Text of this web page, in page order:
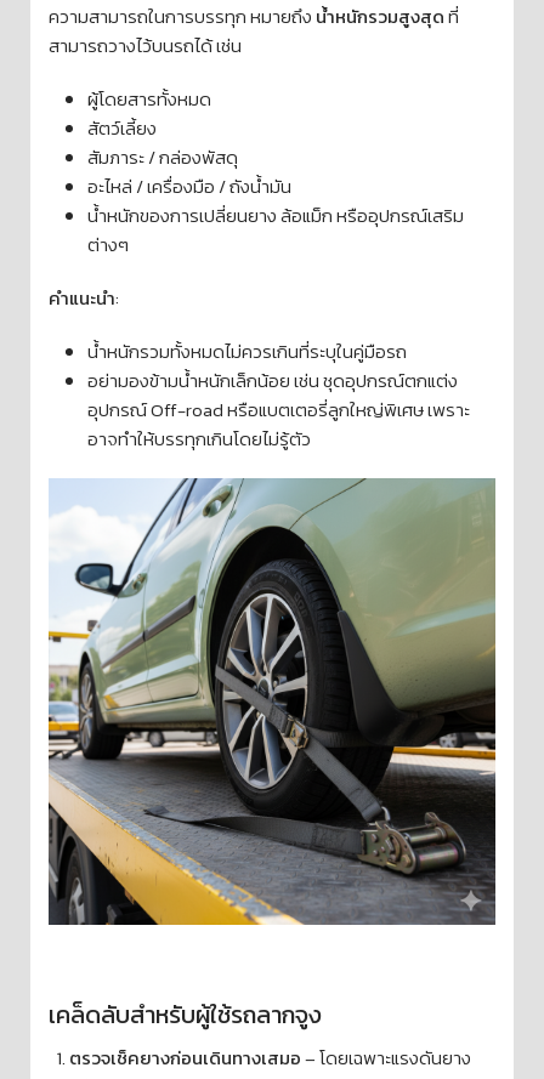
ความสามารถในการบรรทุก หมายถึง น้ำหนักรวมสูงสุดที่
สามารถวางไว้บนรถได้ เช่น
ผู้โดยสารทั้งหมด
สัตว์เลี้ยง
สัมภาระ / กล่องพัสดุ
อะไหล่ / เครื่องมือ / ถังน้ำมัน
น้ำหนักของการเปลี่ยนยาง ล้อแม็ก หรืออุปกรณ์เสริม
ต่างๆ
คำแนะนำ:
น้ำหนักรวมทั้งหมดไม่ควรเกินที่ระบุในคู่มือรถ
อย่ามองข้ามน้ำหนักเล็กน้อย เช่น ชุดอุปกรณ์ตกแต่ง
อุปกรณ์ Off-road หรือแบตเตอรี่ลูกใหญ่พิเศษ เพราะ
อาจทำให้บรรทุกเกินโดยไม่รู้ตัว
เคล็ดลับสำหรับผู้ใช้รถลากจูง
ตรวจเช็คยางก่อนเดินทางเสมอ– โดยเฉพาะแรงดันยาง